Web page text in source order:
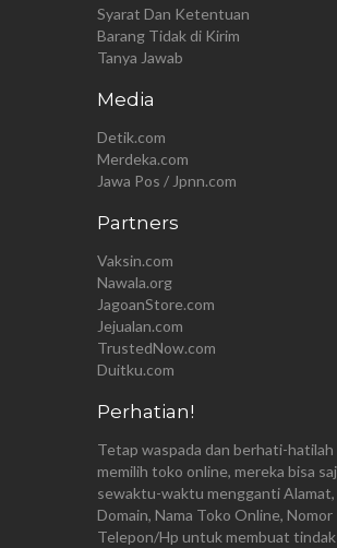
Syarat Dan Ketentuan
Barang Tidak di Kirim
Tanya Jawab
Media
Detik.com
Merdeka.com
Jawa Pos / Jpnn.com
Partners
Vaksin.com
Nawala.org
JagoanStore.com
Jejualan.com
TrustedNow.com
Duitku.com
Perhatian!
Tetap waspada dan berhati-hatilah
memilih toko online, mereka bisa
sewaktu-waktu mengganti Alamat,
Domain, Nama Toko Online, Nomor
Telepon/Hp untuk membuat tindak